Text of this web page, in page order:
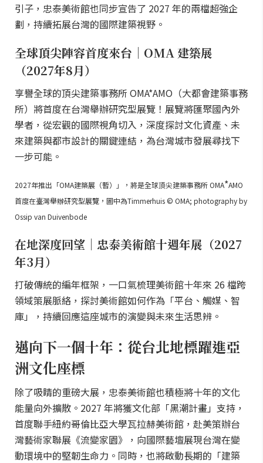
引子，忠泰美術館也同步宣告了 2027 年的兩檔超強企
劃，持續拓展台灣的國際建築視野。
全球頂尖陣容首度來台｜OMA 建築展
（2027年8月）
享譽全球的頂尖建築事務所 OMA*AMO（大都會建築事務
所）將首度在台灣舉辦研究型展覽！展覽將匯聚國內外
學者，從宏觀的國際視角切入，深度探討文化資產、未
來建築與都市設計的關鍵連結，為台灣城市發展尋找下
一步可能。
2027年推出「OMA建築展（暫）」，將是全球頂尖建築事務所 OMA*AMO
首度在臺灣舉辦研究型展覽，圖中為Timmerhuis © OMA; photography by
Ossip van Duivenbode
在地深度回望｜忠泰美術館十週年展（2027
年3月）
打破傳統的編年框架，一口氣梳理美術館十年來 26 檔跨
領域策展脈絡，探討美術館如何作為「平台、觸媒、智
庫」，持續回應這座城市的演變與未來生活思辨。
邁向下一個十年：從台北地標躍進亞
洲文化座標
除了吸睛的重磅大展，忠泰美術館也積極將十年的文化
能量向外擴散。2027 年將獲文化部「黑潮計畫」支持，
首度聯手紐約哥倫比亞大學瓦拉赫美術館，赴美策辦台
灣藝術家聯展《流變家園》，向國際藝壇展現台灣在變
動環境中的堅韌生命力。同時，也將啟動長期的「建築